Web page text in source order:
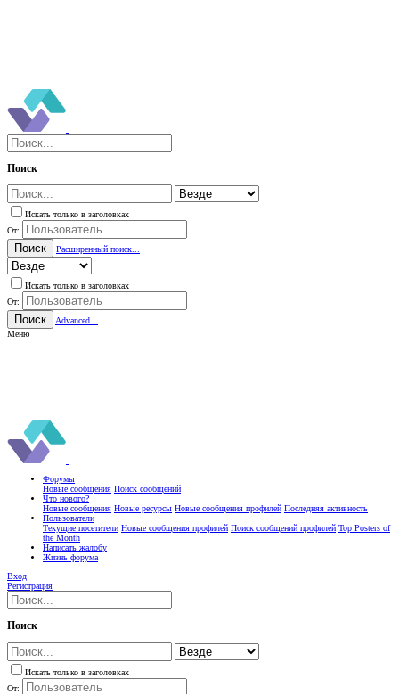
Поиск
Искать только в заголовках
От:
Поиск Расширенный поиск...
Искать только в заголовках
От:
Поиск
Advanced...
Меню
Форумы
Новые сообщения Поиск сообщений
Что нового?
Новые сообщения Новые ресурсы Новые сообщения профилей Последняя активность
Пользователи
Текущие посетители Новые сообщения профилей Поиск сообщений профилей Top Posters of
the Month
Написать жалобу
Жизнь форума
Вход
Регистрация
Поиск
Искать только в заголовках
От: